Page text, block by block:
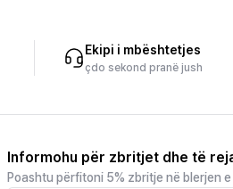
Ekipi i mbështetjes
çdo sekond pranë jush
Informohu për zbritjet dhe të
Poashtu përfitoni 5% zbritje në blerjen e